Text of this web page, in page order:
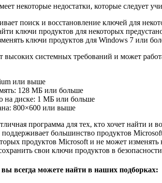
некоторые недостатки, которые следует
поиск и восстановление ключей для
ключи продуктов для некоторых
ключи продуктов для Windows 7 или
высоких системных требований и может
или выше
128 МБ или больше
на диске: 1 МБ или больше
800×600 или выше
программа для тех, кто хочет найти и
большинство продуктов
продуктов Microsoft и не может
свои ключи продуктов в
всегда можете найти в наших подборках: